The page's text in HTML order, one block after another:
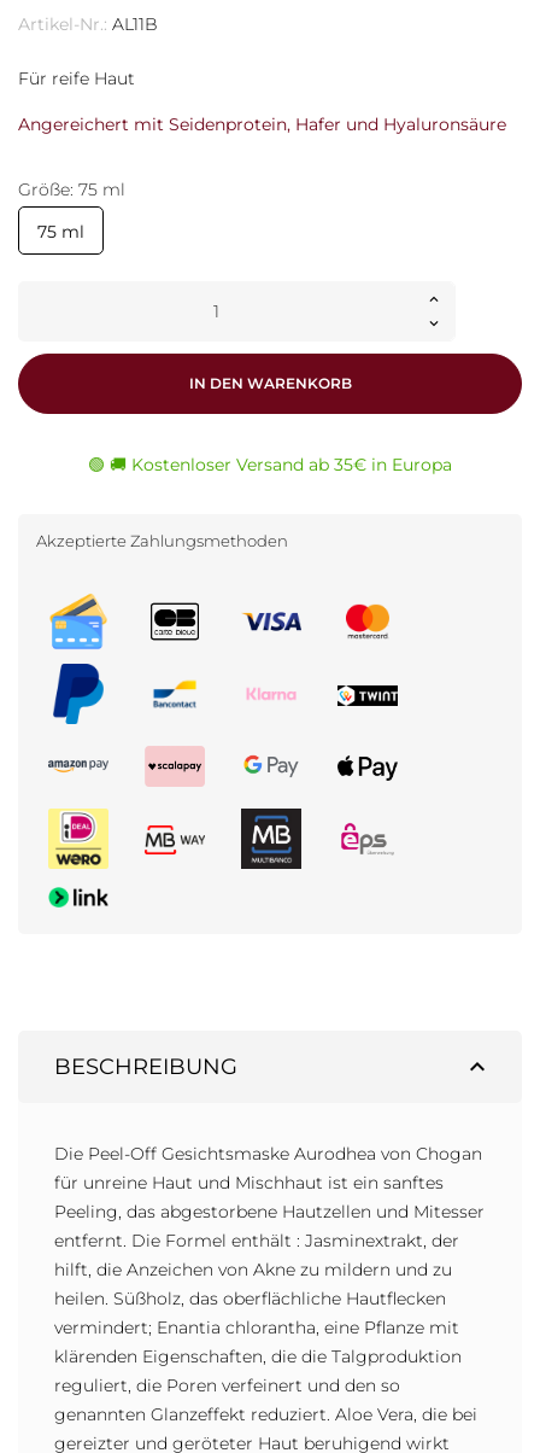
Artikel-Nr.: AL11B
Für reife Haut
Angereichert mit Seidenprotein, Hafer und Hyaluronsäure
Größe: 75 ml
75 ml
IN DEN WARENKORB
🟢 🚚 Kostenloser Versand ab 35€ in Europa
Akzeptierte Zahlungsmethoden
expand_less
BESCHREIBUNG
Die Peel-Off Gesichtsmaske Aurodhea von Chogan
für unreine Haut und Mischhaut ist ein sanftes
Peeling, das abgestorbene Hautzellen und Mitesser
entfernt. Die Formel enthält : Jasminextrakt, der
hilft, die Anzeichen von Akne zu mildern und zu
heilen. Süßholz, das oberflächliche Hautflecken
vermindert; Enantia chlorantha, eine Pflanze mit
klärenden Eigenschaften, die die Talgproduktion
reguliert, die Poren verfeinert und den so
genannten Glanzeffekt reduziert. Aloe Vera, die bei
gereizter und geröteter Haut beruhigend wirkt